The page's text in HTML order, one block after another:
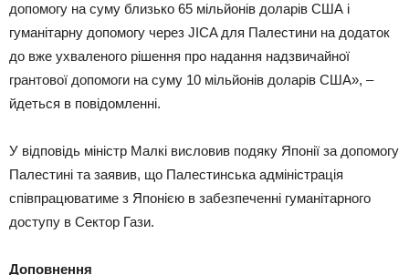
допомогу на суму близько 65 мільйонів доларів США і
гуманітарну допомогу через JICA для Палестини на додаток
до вже ухваленого рішення про надання надзвичайної
грантової допомоги на суму 10 мільйонів доларів США», –
йдеться в повідомленні.
У відповідь міністр Малкі висловив подяку Японії за допомогу
Палестині та заявив, що Палестинська адміністрація
співпрацюватиме з Японією в забезпеченні гуманітарного
доступу в Сектор Гази.
Доповнення